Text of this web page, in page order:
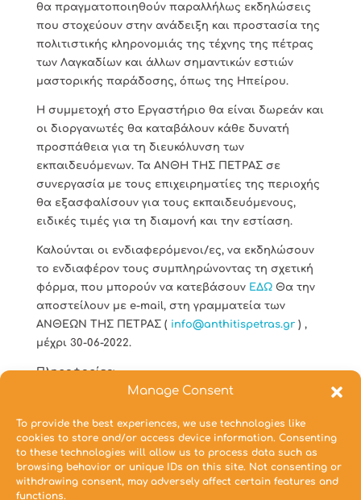
Manage Consent
To provide the best experiences, we use technologies like
cookies to store and/or access device information. Consenting
to these technologies will allow us to process data such as
browsing behavior or unique IDs on this site. Not consenting or
withdrawing consent, may adversely affect certain features and
functions.
θα πραγματοποιηθούν παραλλήλως εκδηλώσεις
που στοχεύουν στην ανάδειξη και προστασία της
πολιτιστικής κληρονομιάς της τέχνης της πέτρας
των Λαγκαδίων και άλλων σημαντικών εστιών
μαστορικής παράδοσης, όπως της Ηπείρου.
Η συμμετοχή στο Εργαστήριο θα είναι δωρεάν και
οι διοργανωτές θα καταβάλουν κάθε δυνατή
προσπάθεια για τη διευκόλυνση των
εκπαιδευόμενων. Τα ΑΝΘΗ ΤΗΣ ΠΕΤΡΑΣ σε
συνεργασία με τους επιχειρηματίες της περιοχής
θα εξασφαλίσουν για τους εκπαιδευόμενους,
ειδικές τιμές για τη διαμονή και την εστίαση.
Καλούνται οι ενδιαφερόμενοι/ες, να εκδηλώσουν
το ενδιαφέρον τους συμπληρώνοντας τη σχετική
φόρμα, που μπορούν να κατεβάσουν ΕΔΩ Θα την
αποστείλουν με e-mail, στη γραμματεία των
ΑΝΘΕΩΝ ΤΗΣ ΠΕΤΡΑΣ ( info@anthitispetras.gr ) ,
μέχρι 30-06-2022.
Πληροφορίες:
Αγγελική Αναστοπούλου
Γεν. Γραμματέας Ανθέων της Πέτρας
Κιν.: 6974-426422